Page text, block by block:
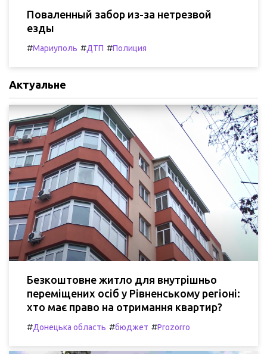
Поваленный забор из-за нетрезвой
езды
#Мариуполь #ДТП #Полиция
Актуальне
Безкоштовне житло для внутрішньо
переміщених осіб у Рівненському регіоні:
хто має право на отримання квартир?
#Донецька область #бюджет #Prozorro